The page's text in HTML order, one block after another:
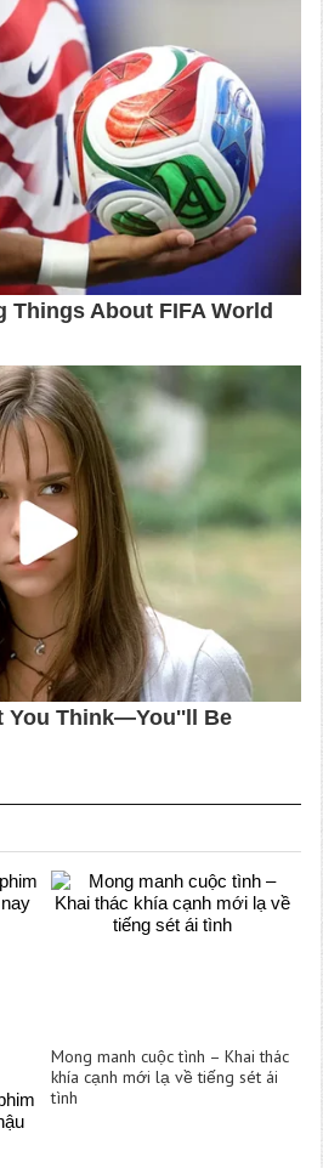
Mong manh cuộc tình – Khai thác
khía cạnh mới lạ về tiếng sét ái
tình